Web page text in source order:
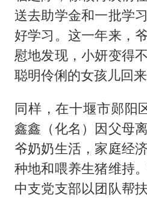
送去助学金和一批学
好学习。这一年来，
慰地发现，小妍变得
聪明伶俐的女孩儿回来
同样，在十堰市郧阳
鑫鑫（化名）因父母
爷奶奶生活，家庭经
种地和喂养生猪维持
中支党支部以团队帮